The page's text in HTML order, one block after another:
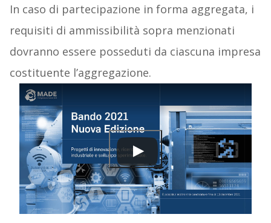
In caso di partecipazione in forma aggregata, i
requisiti di ammissibilità sopra menzionati
dovranno essere posseduti da ciascuna impresa
costituente l’aggregazione.